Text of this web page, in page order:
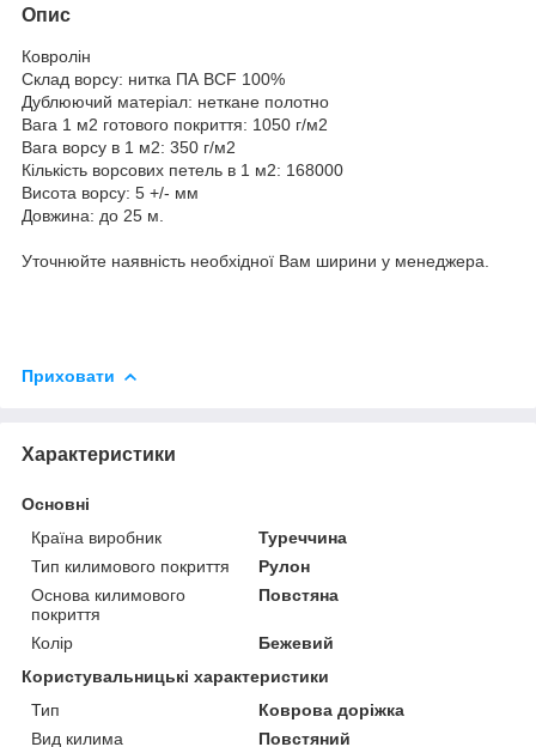
Опис
Ковролін
Склад ворсу: нитка ПА BCF 100%
Дублюючий матеріал: неткане полотно
Вага 1 м2 готового покриття: 1050 г/м2
Вага ворсу в 1 м2: 350 г/м2
Кількість ворсових петель в 1 м2: 168000
Висота ворсу: 5 +/- мм
Довжина: до 25 м.
Уточнюйте наявність необхідної Вам ширини у менеджера.
Приховати
Характеристики
Основні
Країна виробник
Туреччина
Тип килимового покриття
Рулон
Основа килимового
покриття
Повстяна
Колір
Бежевий
Користувальницькі характеристики
Тип
Коврова доріжка
Вид килима
Повстяний